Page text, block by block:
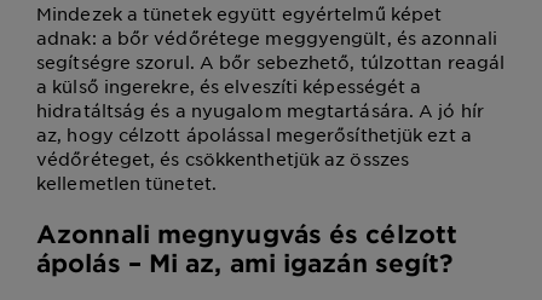
Mindezek a tünetek együtt egyértelmű képet
adnak: a bőr védőrétege meggyengült, és azonnali
segítségre szorul. A bőr sebezhető, túlzottan reagál
a külső ingerekre, és elveszíti képességét a
hidratáltság és a nyugalom megtartására. A jó hír
az, hogy célzott ápolással megerősíthetjük ezt a
védőréteget, és csökkenthetjük az összes
kellemetlen tünetet.
Azonnali megnyugvás és célzott
ápolás – Mi az, ami igazán segít?